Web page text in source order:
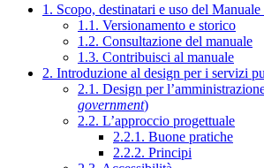
1. Scopo, destinatari e uso del
1.1. Versionamento e storico
1.2. Consultazione del manuale
1.3. Contribuisci al manuale
2. Introduzione al design per i servizi
2.1. Design per
government)
2.2. L’approccio progettuale
2.2.1. Buone pratiche
2.2.2. Principi